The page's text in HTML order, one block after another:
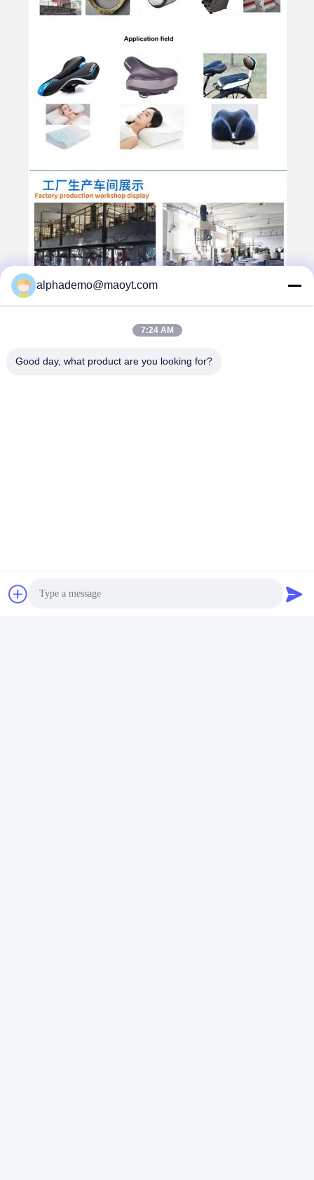
alphademo@maoyt.com
7:24 AM
Good day, what product are you looking for?